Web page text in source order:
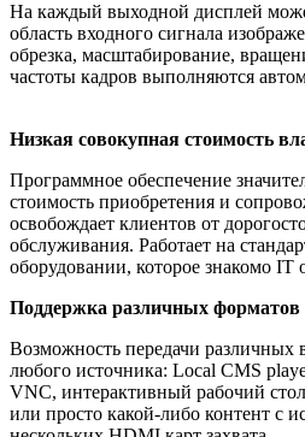
На каждый выходной дисплей
область входного сигнала
обрезка, масштабирование,
частоты кадров выполняются
Низкая совокупная стоимость
Программное обеспечение
стоимость приобретения и
освобождает клиентов от
обслуживания. Работает на
оборудовании, которое знакомо IT
Поддержка различных форматов
Возможность передачи различных
любого источника: Local CMS
VNC, интерактивный рабочий
или просто какой-либо контент с